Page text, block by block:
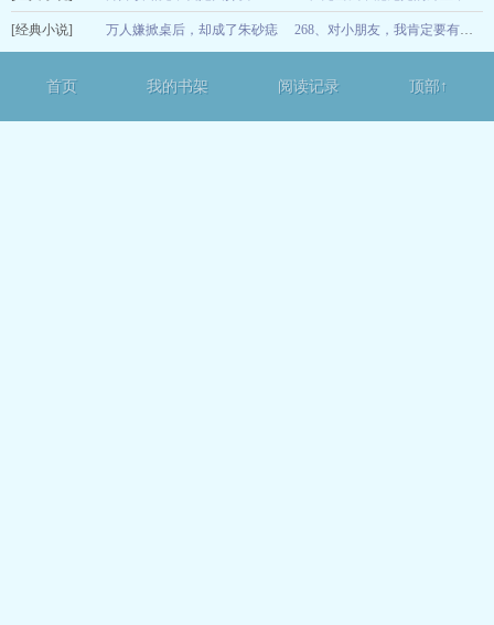
12-15
[经典小说] 万人嫌掀桌后，却成了朱砂痣 268、对小朋友，我肯定要有耐心啊
首页 我的书架 阅读记录 顶部↑